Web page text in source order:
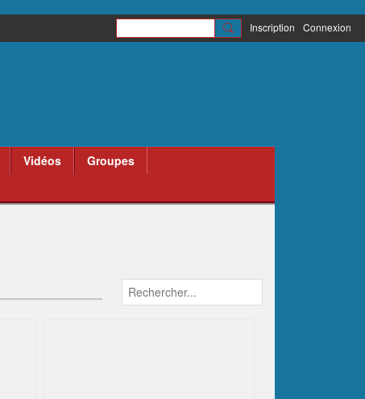
Inscription Connexion
Vidéos
Groupes